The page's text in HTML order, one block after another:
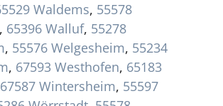
Waldems, 55578
, 65396 Walluf, 55278
, 55576 Welgesheim, 55234
, 67593 Westhofen, 65183
67587 Wintersheim, 55597